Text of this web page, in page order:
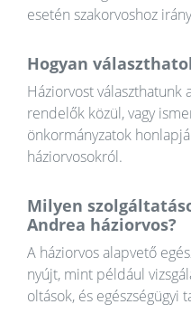
esetén szakorvoshoz
Hogyan
Háziorvost
rendelők közül, vagy
önkormányzatok
háziorvosokról.
Milyen
Andrea háziorvos?
A háziorvos alapvető
nyújt, mint például
oltások, és egészségügyi